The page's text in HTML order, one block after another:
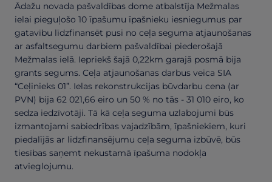
Ādažu novada pašvaldības dome atbalstīja Mežmalas
ielai pieguļošo 10 īpašumu īpašnieku iesniegumus par
gatavību līdzfinansēt pusi no ceļa seguma atjaunošanas
ar asfaltsegumu darbiem pašvaldībai piederošajā
Mežmalas ielā. Iepriekš šajā 0,22km garajā posmā bija
grants segums. Ceļa atjaunošanas darbus veica SIA
“Ceļinieks 01”. Ielas rekonstrukcijas būvdarbu cena (ar
PVN) bija 62 021,66 eiro un 50 % no tās - 31 010 eiro, ko
sedza iedzīvotāji. Tā kā ceļa seguma uzlabojumi būs
izmantojami sabiedrības vajadzībām, īpašniekiem, kuri
piedalījās ar līdzfinansējumu ceļa seguma izbūvē, būs
tiesības saņemt nekustamā īpašuma nodokļa
atvieglojumu.